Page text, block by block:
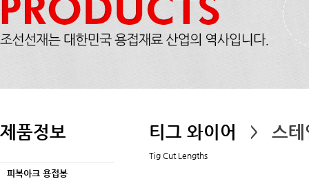
제품정보
피복아크 용접봉
티그 와이어 > 스테
Tig Cut Lengths